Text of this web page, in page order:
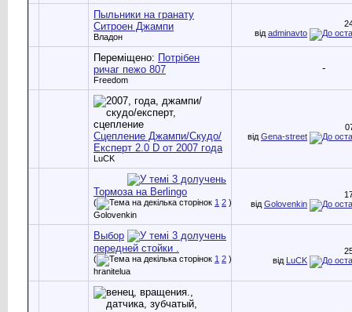
Пыльники на гранату
Ситроен Джампи
Владон
від adminavto
Переміщено: Потрібен
ричаг пежо 807
Freedom
-
Сцепление Джампи/Скудо/
Експерт 2.0 D от 2007 года
LuCK
від Gena-street
Тормоза на Berlingo
( 1 2 )
Golovenkin
від Golovenkin
Выбор
передней стойки .
( 1 2 )
hranitelua
від LuCK